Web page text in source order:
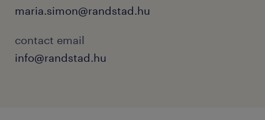
maria.simon@randstad.hu
contact email
info@randstad.hu